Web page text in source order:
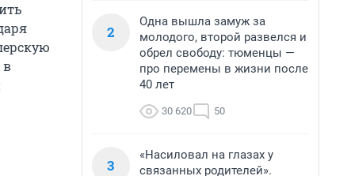
в
2
Одна вышла замуж за
молодого, второй развелся и
обрел свободу: тюменцы —
про перемены в жизни после
40 лет
30 620 50
3
«Насиловал на глазах у
связанных родителей».